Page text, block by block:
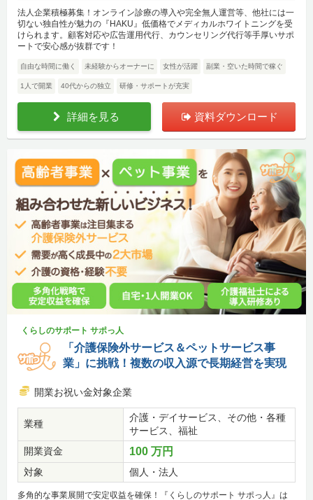
法人企業積極募集！オンライン診療の導入や完全無人運営等、他社には一
切ない独自性が魅力の『HAKU』低価格でメディカルホワイトニングを受
けられます。顧客対応や広告運用代行、カウンセリング代行等手厚いサポ
ートで安心感が抜群です！
自由な時間に働く 未経験からオーナーに 女性が活躍 副業・空いた時間で稼ぐ
1人で開業 40代からの独立 研修・サポートが充実
詳細を見る 資料ダウンロード
くらしのサポート サポっ人
「介護保険外サービス＆ペットサービス事
業」に挑戦！複数の収入源で長期経営を実現
開業お祝い金対象企業
業種
介護・デイサービス、その他・各種
サービス、福祉
開業資金
100 万円
対象 個人・法人
多角的な事業展開で安定収益を確保！『くらしのサポート サポっ人』は